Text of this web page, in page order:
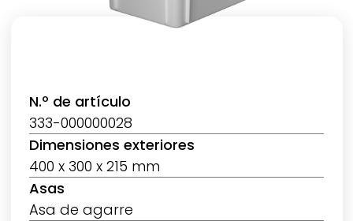
N.º de artículo
333-000000028
Dimensiones exteriores
400 x 300 x 215 mm
Asas
Asa de agarre